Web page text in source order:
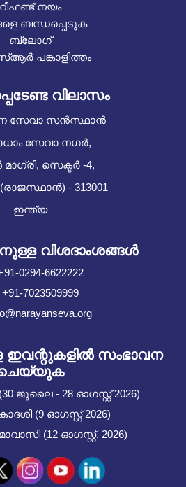
റീഫണ്ട് നയം
ബന്ധപ്പെടുക
ബ്ലോഗ്
പങ്കാളിത്തം
വിലാസം
സേവാ സൻസ്ഥാൻ
സേവാ നഗർ,
സെക്ടർ -4,
- 313001
ഇന്ത്യ
വിശദാംശങ്ങൾ
0294-6622222
+91-7023509999
ഇവന്റുകളില്‍ സംഭാവന
ജൂലൈ - 28 ഓഗസ്റ്റ് 2026)
(9 ഓഗസ്റ്റ് 2026)
(12 ഓഗസ്റ്റ്, 2026)